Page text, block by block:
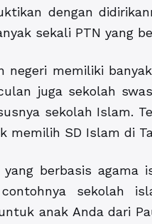
dengan
sekali PTN yang
negeri memiliki
juga sekolah
sekolah Islam.
memilih SD Islam di
berbasis agama
sekolah
anak Anda dari